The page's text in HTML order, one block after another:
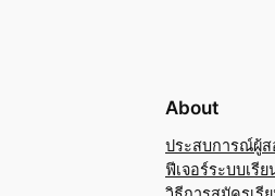
About
ประสบการณ์ผู้
ฟีเจอร์ระบบเรีย